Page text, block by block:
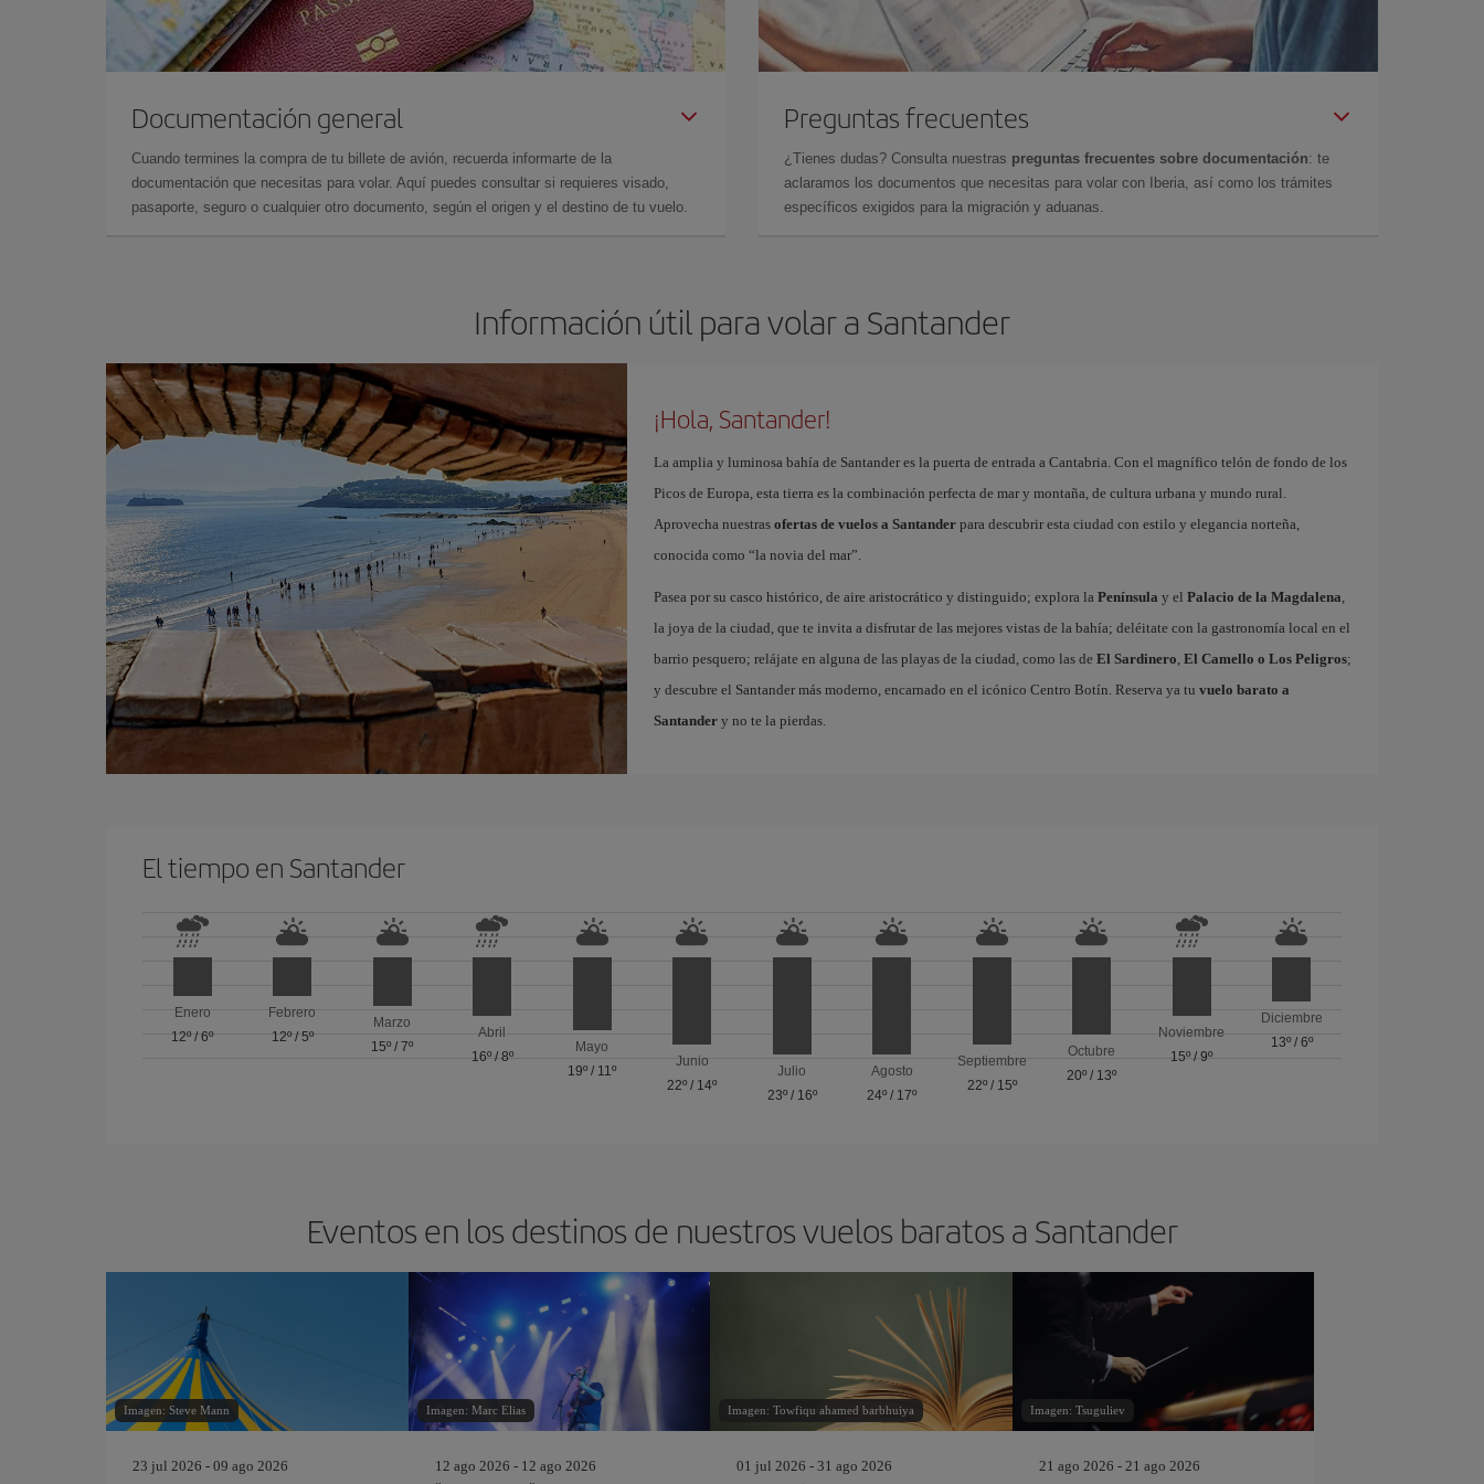
Documentación general
Cuando termines la compra de tu billete de avión, recuerda informarte de la
documentación que necesitas para volar. Aquí puedes consultar si requieres visado,
pasaporte, seguro o cualquier otro documento, según el origen y el destino de tu vuelo.
Preguntas frecuentes
¿Tienes dudas? Consulta nuestras preguntas frecuentes sobre documentación: te
aclaramos los documentos que necesitas para volar con Iberia, así como los trámites
específicos exigidos para la migración y aduanas.
Información útil para volar a Santander
¡Hola, Santander!
La amplia y luminosa bahía de Santander es la puerta de entrada a Cantabria. Con el magnífico telón de fondo de los
Picos de Europa, esta tierra es la combinación perfecta de mar y montaña, de cultura urbana y mundo rural.
Aprovecha nuestras ofertas de vuelos a Santanderpara descubrir esta ciudad con estilo y elegancia norteña,
conocida como “la novia del mar”.
Pasea por su casco histórico, de aire aristocrático y distinguido; explora la Península y el Palacio de la Magdalena,
la joya de la ciudad, que te invita a disfrutar de las mejores vistas de la bahía; deléitate con la gastronomía local en el
barrio pesquero; relájate en alguna de las playas de la ciudad, como las de El Sardinero, El Camello o Los Peligros;
y descubre el Santander más moderno, encarnado en el icónico Centro Botín. Reserva ya tu vuelo barato a
Santandery no te la pierdas.
El tiempo en Santander
Enero
12º/6º
Febrero
12º/ 5º
Marzo
15º /7º
Abril
16º/ 8º
Mayo
19º / 11º
Junio
22º / 14º
Julio
23º/ 16º
Agosto
24º / 17º
Septiembre
22º/ 15º
Octubre
20º / 13º
Noviembre
15º /9º
Diciembre
13º/ 6º
Eventos en los destinos de nuestros vuelos baratos a Santander
Imagen: Steve Mann
23 jul 2026 - 09 ago 2026
Imagen: Marc Elias
12 ago 2026 - 12 ago 2026
Imagen: Towfiqu ahamed barbhuiya
01 jul 2026 - 31 ago 2026
Imagen: Tsuguliev
21 ago 2026 - 21 ago 2026